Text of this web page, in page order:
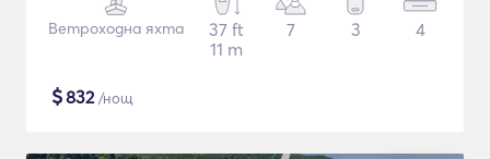
Ветроходна яхта
37 ft
11 m
7 3 4
$832/нощ